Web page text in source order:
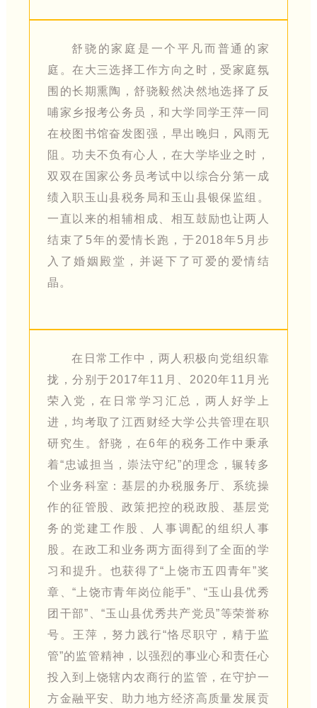
舒骁的家庭是一个平凡而普通的家
庭。在大三选择工作方向之时，受家庭氛
围的长期熏陶，舒骁毅然决然地选择了反
哺家乡报考公务员，和大学同学王萍一同
在校图书馆奋发图强，早出晚归，风雨无
阻。功夫不负有心人，在大学毕业之时，
双双在国家公务员考试中以综合分第一成
绩入职玉山县税务局和玉山县银保监组。
一直以来的相辅相成、相互鼓励也让两人
结束了5年的爱情长跑，于2018年5月步
入了婚姻殿堂，并诞下了可爱的爱情结
晶。
在日常工作中，两人积极向党组织靠
拢，分别于2017年11月、2020年11月光
荣入党，在日常学习汇总，两人好学上
进，均考取了江西财经大学公共管理在职
研究生。舒骁，在6年的税务工作中秉承
着“忠诚担当，崇法守纪”的理念，辗转多
个业务科室：基层的办税服务厅、系统操
作的征管股、政策把控的税政股、基层党
务的党建工作股、人事调配的组织人事
股。在政工和业务两方面得到了全面的学
习和提升。也获得了“上饶市五四青年”奖
章、“上饶市青年岗位能手”、“玉山县优秀
团干部”、“玉山县优秀共产党员”等荣誉称
号。王萍，努力践行“恪尽职守，精于监
管”的监管精神，以强烈的事业心和责任心
投入到上饶辖内农商行的监管，在守护一
方金融平安、助力地方经济高质量发展贡